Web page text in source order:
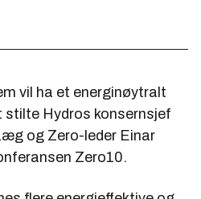
vil ha et energinøytralt
Hydros konsernsjef
og Zero-leder Einar
Zero10.